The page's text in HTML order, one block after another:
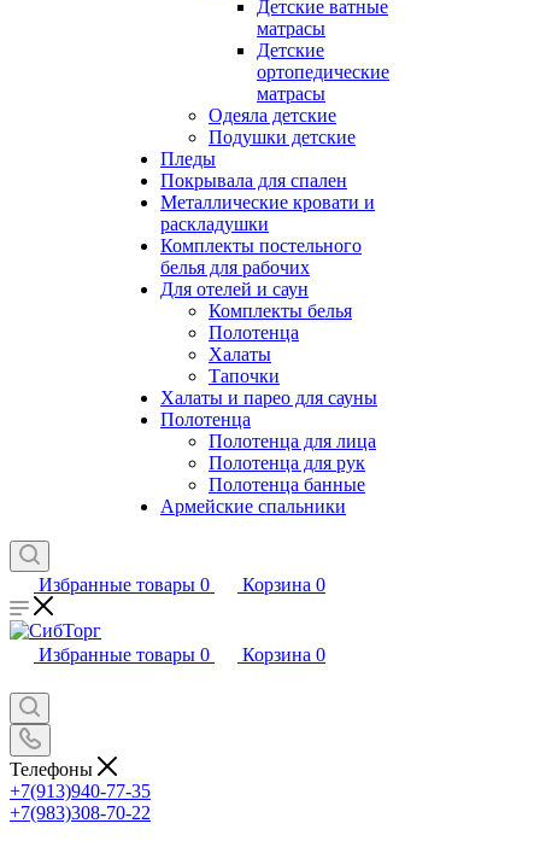
Детские ватные
матрасы
Детские
ортопедические
матрасы
Одеяла детские
Подушки детские
Пледы
Покрывала для спален
Металлические кровати и
раскладушки
Комплекты постельного
белья для рабочих
Для отелей и саун
Комплекты белья
Полотенца
Халаты
Тапочки
Халаты и парео для сауны
Полотенца
Полотенца для лица
Полотенца для рук
Полотенца банные
Армейские спальники
Избранные товары 0 Корзина 0
Избранные товары 0 Корзина 0
Телефоны
+7(913)940-77-35
+7(983)308-70-22